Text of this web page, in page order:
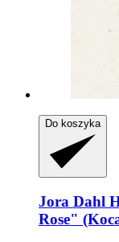
Do koszyka
Jora Dahl
Rose"